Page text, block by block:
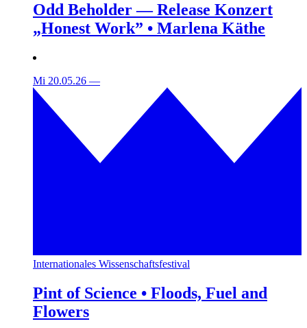
Odd Beholder — Release Konzert
„Honest Work” • Marlena Käthe
Mi 20.05.26 —
Internationales Wissenschaftsfestival
Pint of Science • Floods, Fuel and
Flowers